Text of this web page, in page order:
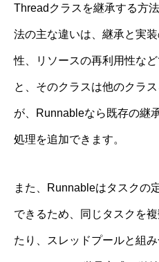
Threadクラスを継承する方
法の主な違いは、継承と実
性、リソースの再利用性な
と、そのクラスは他のクラ
が、Runnableなら既存の継
処理を追加できます。
また、Runnableはタスクの
できるため、同じタスクを
たり、スレッドプールと組